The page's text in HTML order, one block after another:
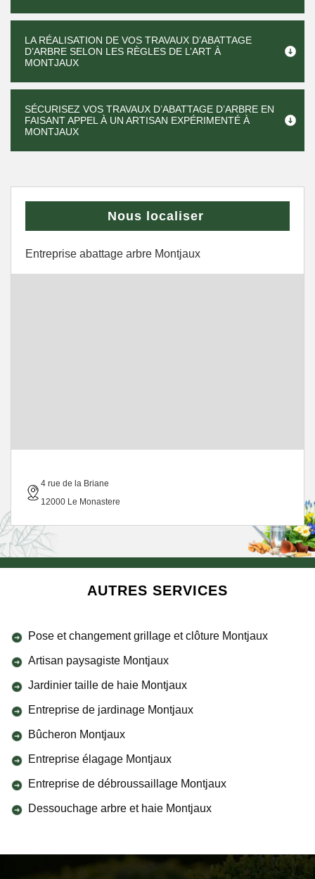
LA RÉALISATION DE VOS TRAVAUX D’ABATTAGE
D’ARBRE SELON LES RÈGLES DE L’ART À
MONTJAUX
SÉCURISEZ VOS TRAVAUX D’ABATTAGE D’ARBRE EN
FAISANT APPEL À UN ARTISAN EXPÉRIMENTÉ À
MONTJAUX
Nous localiser
Entreprise abattage arbre Montjaux
4 rue de la Briane
12000 Le Monastere
AUTRES SERVICES
Pose et changement grillage et clôture Montjaux
Artisan paysagiste Montjaux
Jardinier taille de haie Montjaux
Entreprise de jardinage Montjaux
Bûcheron Montjaux
Entreprise élagage Montjaux
Entreprise de débroussaillage Montjaux
Dessouchage arbre et haie Montjaux